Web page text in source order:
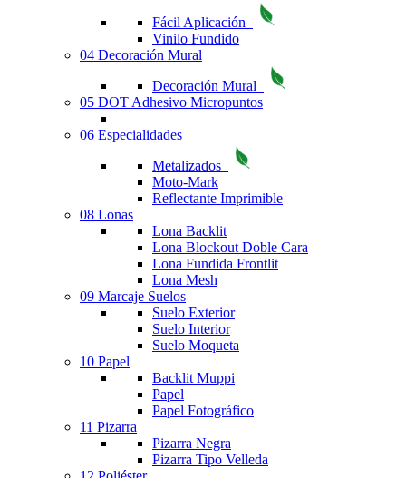
Fácil Aplicación
Vinilo Fundido
04 Decoración Mural
Decoración Mural
05 DOT Adhesivo Micropuntos
06 Especialidades
Metalizados
Moto-Mark
Reflectante Imprimible
08 Lonas
Lona Backlit
Lona Blockout Doble Cara
Lona Fundida Frontlit
Lona Mesh
09 Marcaje Suelos
Suelo Exterior
Suelo Interior
Suelo Moqueta
10 Papel
Backlit Muppi
Papel
Papel Fotográfico
11 Pizarra
Pizarra Negra
Pizarra Tipo Velleda